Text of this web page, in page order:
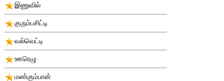
இணுவில்
குரும்பசிட்டி
வல்வெட்டி
ஊரெழு
மண்கும்பான்